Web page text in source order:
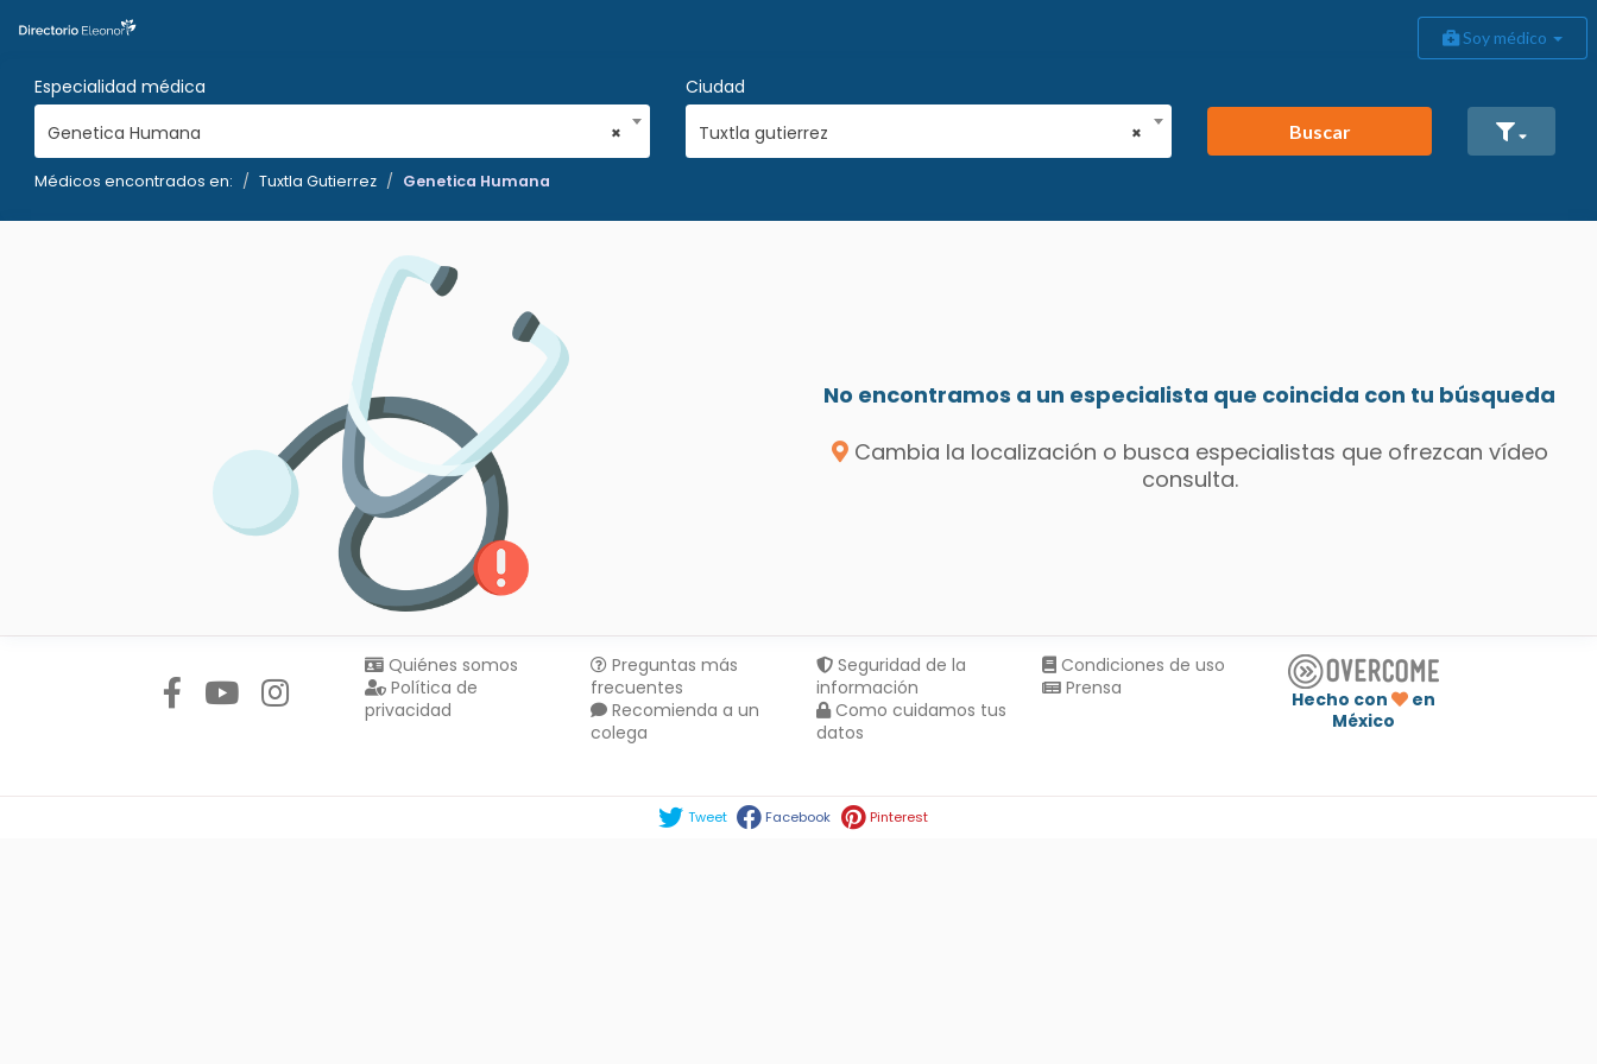
Soy médico
Especialidad médica
×
Genetica Humana
Ciudad
×
Tuxtla gutierrez Buscar
Médicos encontrados en: Tuxtla Gutierrez Genetica Humana
No encontramos a un especialista que coincida con tu búsqueda
Cambia la localización o busca especialistas que ofrezcan vídeo
consulta.
Quiénes somos
Política de
privacidad
Preguntas más
frecuentes
Recomienda a un
colega
Seguridad de la
información
Como cuidamos tus
datos
Condiciones de uso
Prensa
Hecho con
en
México
Tweet Facebook Pinterest